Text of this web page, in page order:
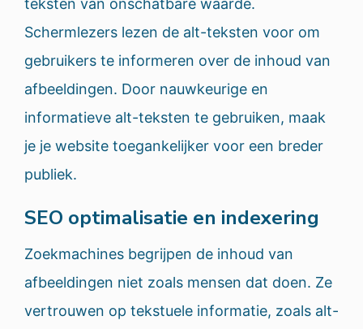
Schermlezers lezen de alt-teksten voor om
gebruikers te informeren over de inhoud van
afbeeldingen. Door nauwkeurige en
informatieve alt-teksten te gebruiken, maak
je je website toegankelijker voor een breder
publiek.
SEO optimalisatie en indexering
Zoekmachines begrijpen de inhoud van
afbeeldingen niet zoals mensen dat doen. Ze
vertrouwen op tekstuele informatie, zoals alt-